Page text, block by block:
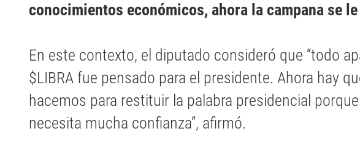
conocimientos económicos, ahora la campana se
En este contexto, el diputado consideró que “todo
$LIBRA fue pensado para el presidente. Ahora hay
hacemos para restituir la palabra presidencial
necesita mucha confianza”, afirmó.